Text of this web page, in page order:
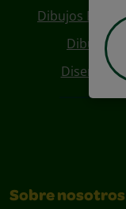
Dibujos Para
Dibujos
Diseños
Sobre nosotros